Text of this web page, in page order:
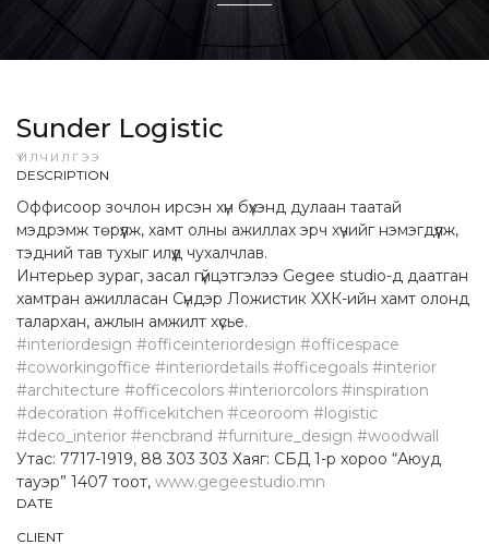
Sunder Logistic
ҮЙЛЧИЛГЭЭ
DESCRIPTION
Оффисоор зочлон ирсэн хүн бүхэнд дулаан таатай
мэдрэмж төрүүлж, хамт олны ажиллах эрч хүчийг нэмэгдүүлж,
тэдний тав тухыг илүүд чухалчлав.
Интерьер зураг, засал гүйцэтгэлээ Gegee studio-д даатган
хамтран ажилласан Сүндэр Ложистик ХХК-ийн хамт олонд
талархан, ажлын амжилт хүсье.
#interiordesign #officeinteriordesign #officespace
#coworkingoffice #interiordetails #officegoals #interior
#architecture #officecolors #interiorcolors #inspiration
#decoration #officekitchen #ceoroom #logistic
#deco_interior #encbrand #furniture_design #woodwall
Утас: 7717-1919, 88 303 303 Хаяг: СБД 1-р хороо “Аюуд
тауэр” 1407 тоот, www.gegeestudio.mn
DATE
CLIENT